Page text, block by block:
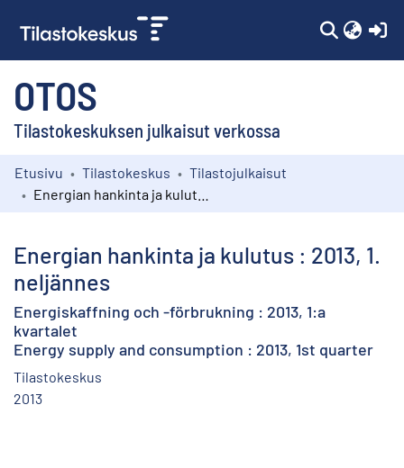
OTOS
Tilastokeskuksen julkaisut verkossa
Kokoelmat
Etusivu Tilastokeskus
Tilastojulkaisut
Energian hankinta ja kulutus : 2013, 1.
neljännes
Energiskaffning och -förbrukning : 2013, 1:a
kvartalet
Energy supply and consumption : 2013, 1st quarter
Tilastokeskus
2013